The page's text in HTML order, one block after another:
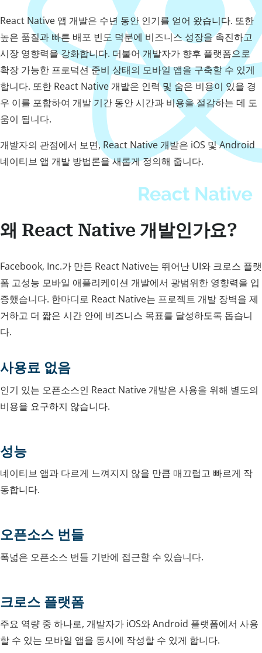
React Native 앱 개발은 수년 동안 인기를 얻어 왔습니다. 또한
높은 품질과 빠른 배포 빈도 덕분에 비즈니스 성장을 촉진하고
시장 영향력을 강화합니다. 더불어 개발자가 향후 플랫폼으로
확장 가능한 프로덕션 준비 상태의 모바일 앱을 구축할 수 있게
합니다. 또한 React Native 개발은 인력 및 숨은 비용이 있을 경
우 이를 포함하여 개발 기간 동안 시간과 비용을 절감하는 데 도
움이 됩니다.
개발자의 관점에서 보면, React Native 개발은 iOS 및 Android
네이티브 앱 개발 방법론을 새롭게 정의해 줍니다.
왜 React Native 개발인가요?
Facebook, Inc.가 만든 React Native는 뛰어난 UI와 크로스 플랫
폼 고성능 모바일 애플리케이션 개발에서 광범위한 영향력을 입
증했습니다. 한마디로 React Native는 프로젝트 개발 장벽을 제
거하고 더 짧은 시간 안에 비즈니스 목표를 달성하도록 돕습니
다.
사용료 없음
인기 있는 오픈소스인 React Native 개발은 사용을 위해 별도의
비용을 요구하지 않습니다.
성능
네이티브 앱과 다르게 느껴지지 않을 만큼 매끄럽고 빠르게 작
동합니다.
오픈소스 번들
폭넓은 오픈소스 번들 기반에 접근할 수 있습니다.
크로스 플랫폼
주요 역량 중 하나로, 개발자가 iOS와 Android 플랫폼에서 사용
할 수 있는 모바일 앱을 동시에 작성할 수 있게 합니다.